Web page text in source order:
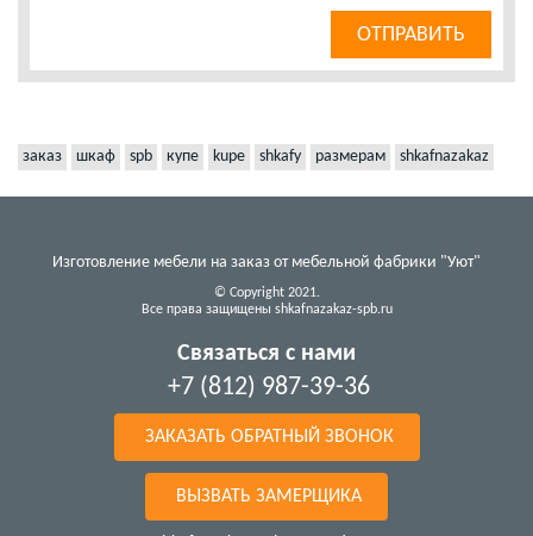
заказ шкаф spb купе kupe shkafy размерам shkafnazakaz
Изготовление мебели на заказ от мебельной фабрики "Уют"
© Copyright 2021.
Все права защищены shkafnazakaz-spb.ru
Связаться с нами
+7 (812) 987-39-36
ЗАКАЗАТЬ ОБРАТНЫЙ ЗВОНОК
ВЫЗВАТЬ ЗАМЕРЩИКА